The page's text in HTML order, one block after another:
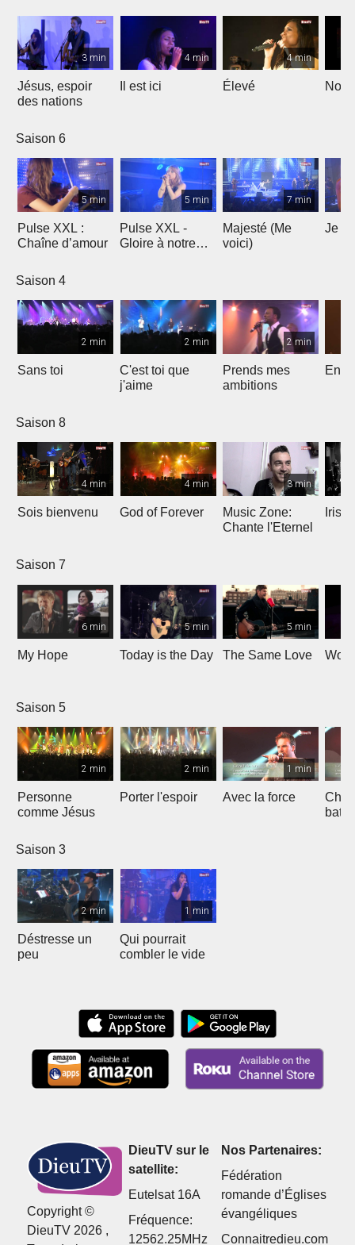
3 min
Jésus, espoir
des nations
4 min
Il est ici
4 min
Élevé
Saison 6
5 min
Pulse XXL :
Chaîne d’amour
5 min
Pulse XXL -
Gloire à notre
7 min
Majesté (Me
voici)
Je te
Saison 4
2 min
Sans toi
2 min
C'est toi que
j'aime
2 min
Prends mes
ambitions
Saison 8
4 min
Sois bienvenu
4 min
God of Forever
3 min
Music Zone:
Chante l'Eternel
Irish
Saison 7
6 min
My Hope
5 min
Today is the Day
5 min
The Same Love
Saison 5
2 min
Personne
comme Jésus
2 min
Porter l'espoir
1 min
Avec la force
Saison 3
2 min
Déstresse un
peu
1 min
Qui pourrait
combler le vide
Copyright ©
DieuTV 2026 ,
DieuTV sur le
satellite:
Eutelsat 16A
Fréquence:
12562.25MHz
Nos Partenaires:
Fédération
romande d’Églises
évangéliques
Connaitredieu.com